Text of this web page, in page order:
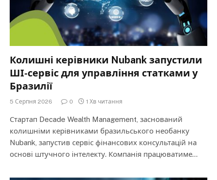
Колишні керівники Nubank запустили
ШІ-сервіс для управління статками у
Бразилії
5 Серпня 2026 0 1 Хв читання
Стартап Decade Wealth Management, заснований
колишніми керівниками бразильського необанку
Nubank, запустив сервіс фінансових консультацій на
основі штучного інтелекту. Компанія працюватиме…